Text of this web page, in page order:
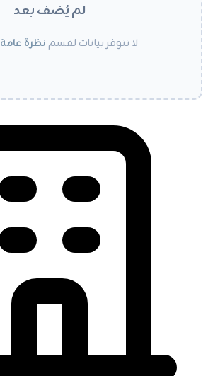
لم يُضف بعد
لا تتوفر بيانات لقسمنظرة عامة